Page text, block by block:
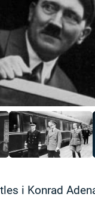
i Konrad